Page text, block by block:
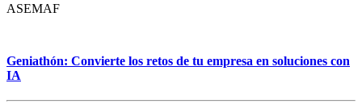
ASEMAF
Geniathón: Convierte los retos de tu empresa en soluciones con
IA